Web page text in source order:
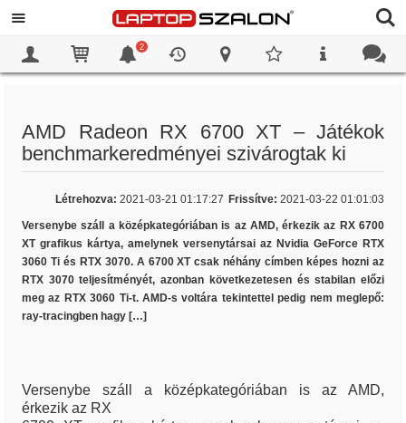
2
AMD Radeon RX 6700 XT – Játékok
benchmarkeredményei szivárogtak ki
Frissítve: 2021-03-22 01:01:03
Létrehozva: 2021-03-21 01:17:27
Versenybe száll a középkategóriában is az AMD, érkezik az RX 6700
XT grafikus kártya, amelynek versenytársai az Nvidia GeForce RTX
3060 Ti és RTX 3070. A 6700 XT csak néhány címben képes hozni az
RTX 3070 teljesítményét, azonban következetesen és stabilan előzi
meg az RTX 3060 Ti-t. AMD-s voltára tekintettel pedig nem meglepő:
ray-tracingben hagy […]
Versenybe száll a középkategóriában is az AMD,
érkezik az RX